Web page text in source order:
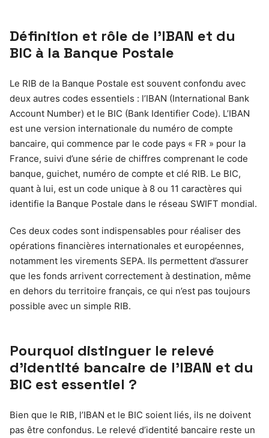
Définition et rôle de l’IBAN et du
BIC à la Banque Postale
Le RIB de la Banque Postale est souvent confondu avec
deux autres codes essentiels : l’IBAN (International Bank
Account Number) et le BIC (Bank Identifier Code). L’IBAN
est une version internationale du numéro de compte
bancaire, qui commence par le code pays « FR » pour la
France, suivi d’une série de chiffres comprenant le code
banque, guichet, numéro de compte et clé RIB. Le BIC,
quant à lui, est un code unique à 8 ou 11 caractères qui
identifie la Banque Postale dans le réseau SWIFT mondial.
Ces deux codes sont indispensables pour réaliser des
opérations financières internationales et européennes,
notamment les virements SEPA. Ils permettent d’assurer
que les fonds arrivent correctement à destination, même
en dehors du territoire français, ce qui n’est pas toujours
possible avec un simple RIB.
Pourquoi distinguer le relevé
d’identité bancaire de l’IBAN et du
BIC est essentiel ?
Bien que le RIB, l’IBAN et le BIC soient liés, ils ne doivent
pas être confondus. Le relevé d’identité bancaire reste un